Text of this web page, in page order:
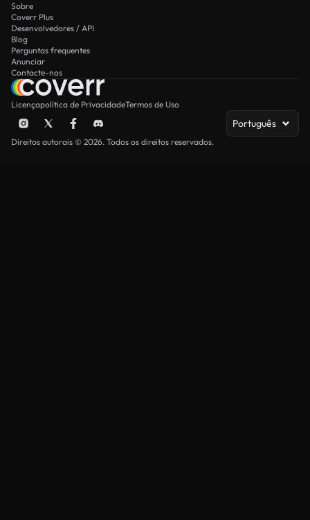
Sobre
Coverr Plus
Desenvolvedores / API
Blog
Perguntas frequentes
Anunciar
Contacte-nos
Licençapolítica de PrivacidadeTermos de Uso
Português
Direitos autorais © 2026. Todos os direitos reservados.